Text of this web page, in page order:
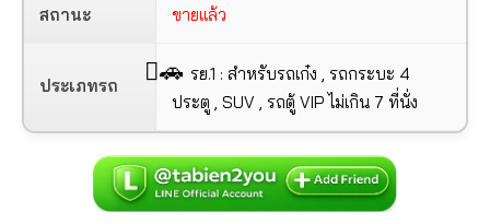
สถานะ ขายแล้ว
ประเภทรถ
🚗 รย.1 : สำหรับรถเก๋ง , รถกระบะ 4
ประตู , SUV , รถตู้ VIP ไม่เกิน 7 ที่นั่ง